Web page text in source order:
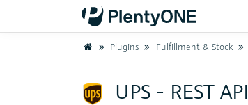
HomePlugins Fulfillment & Stock
UPS - REST API